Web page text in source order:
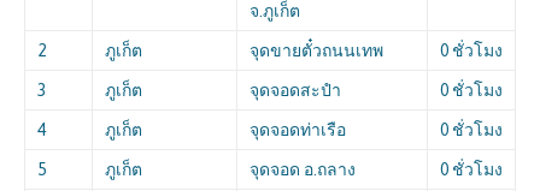
จ.ภูเก็ต
2 ภูเก็ต จุดขายตั๋วถนนเทพ 0 ชั่วโมง
3 ภูเก็ต จุดจอดสะปำ 0 ชั่วโมง
4 ภูเก็ต จุดจอดท่าเรือ 0 ชั่วโมง
5 ภูเก็ต จุดจอด อ.ถลาง 0 ชั่วโมง